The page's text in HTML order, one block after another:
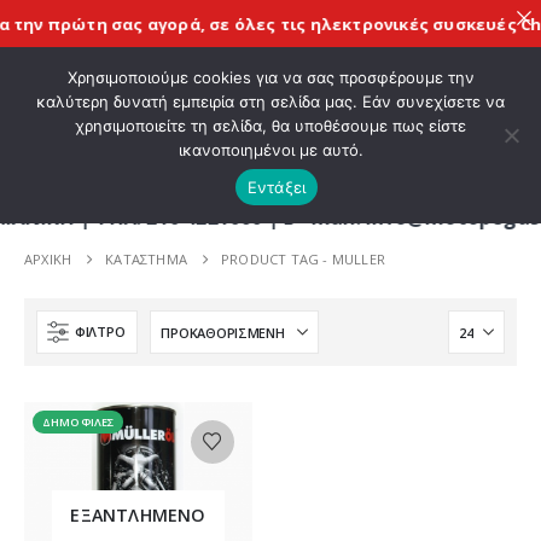
ΚΑΛΩΣ ΗΡΘΑΤΕ ΣΤΟ E-SHOP ΜΟΤΟ ΠΗΓΑΣΟΣ !
210 4221060 | E - mail: info@motopegasus.com
ΑΡΧΙΚΉ ΚΑΤΆΣΤΗΜΑ PRODUCT TAG - MULLER
ΦΊΛΤΡΟ
ΔΗΜΟΦΙΛΈΣ
ΕΞΑΝΤΛΗΜΈΝΟ
την πρώτη σας αγορά, σε όλες τιςηλεκτρονικές συσκευές
Χρησιμοποιούμε cookies για να σας προσφέρουμε την
καλύτερη δυνατή εμπειρία στη σελίδα μας. Εάν συνεχίσετε να
χρησιμοποιείτε τη σελίδα, θα υποθέσουμε πως είστε
ικανοποιημένοι με αυτό.
Εντάξει